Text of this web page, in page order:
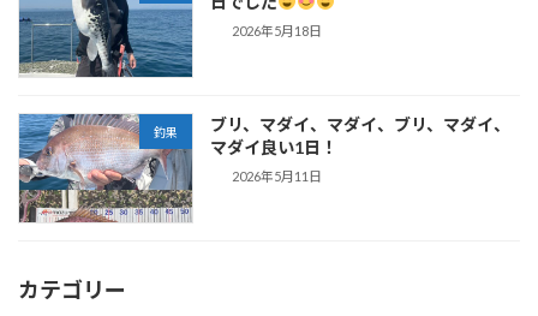
2026年5月18日
釣果
ブリ、マダイ、マダイ、ブリ、マダイ、
マダイ良い1日！
2026年5月11日
カテゴリー